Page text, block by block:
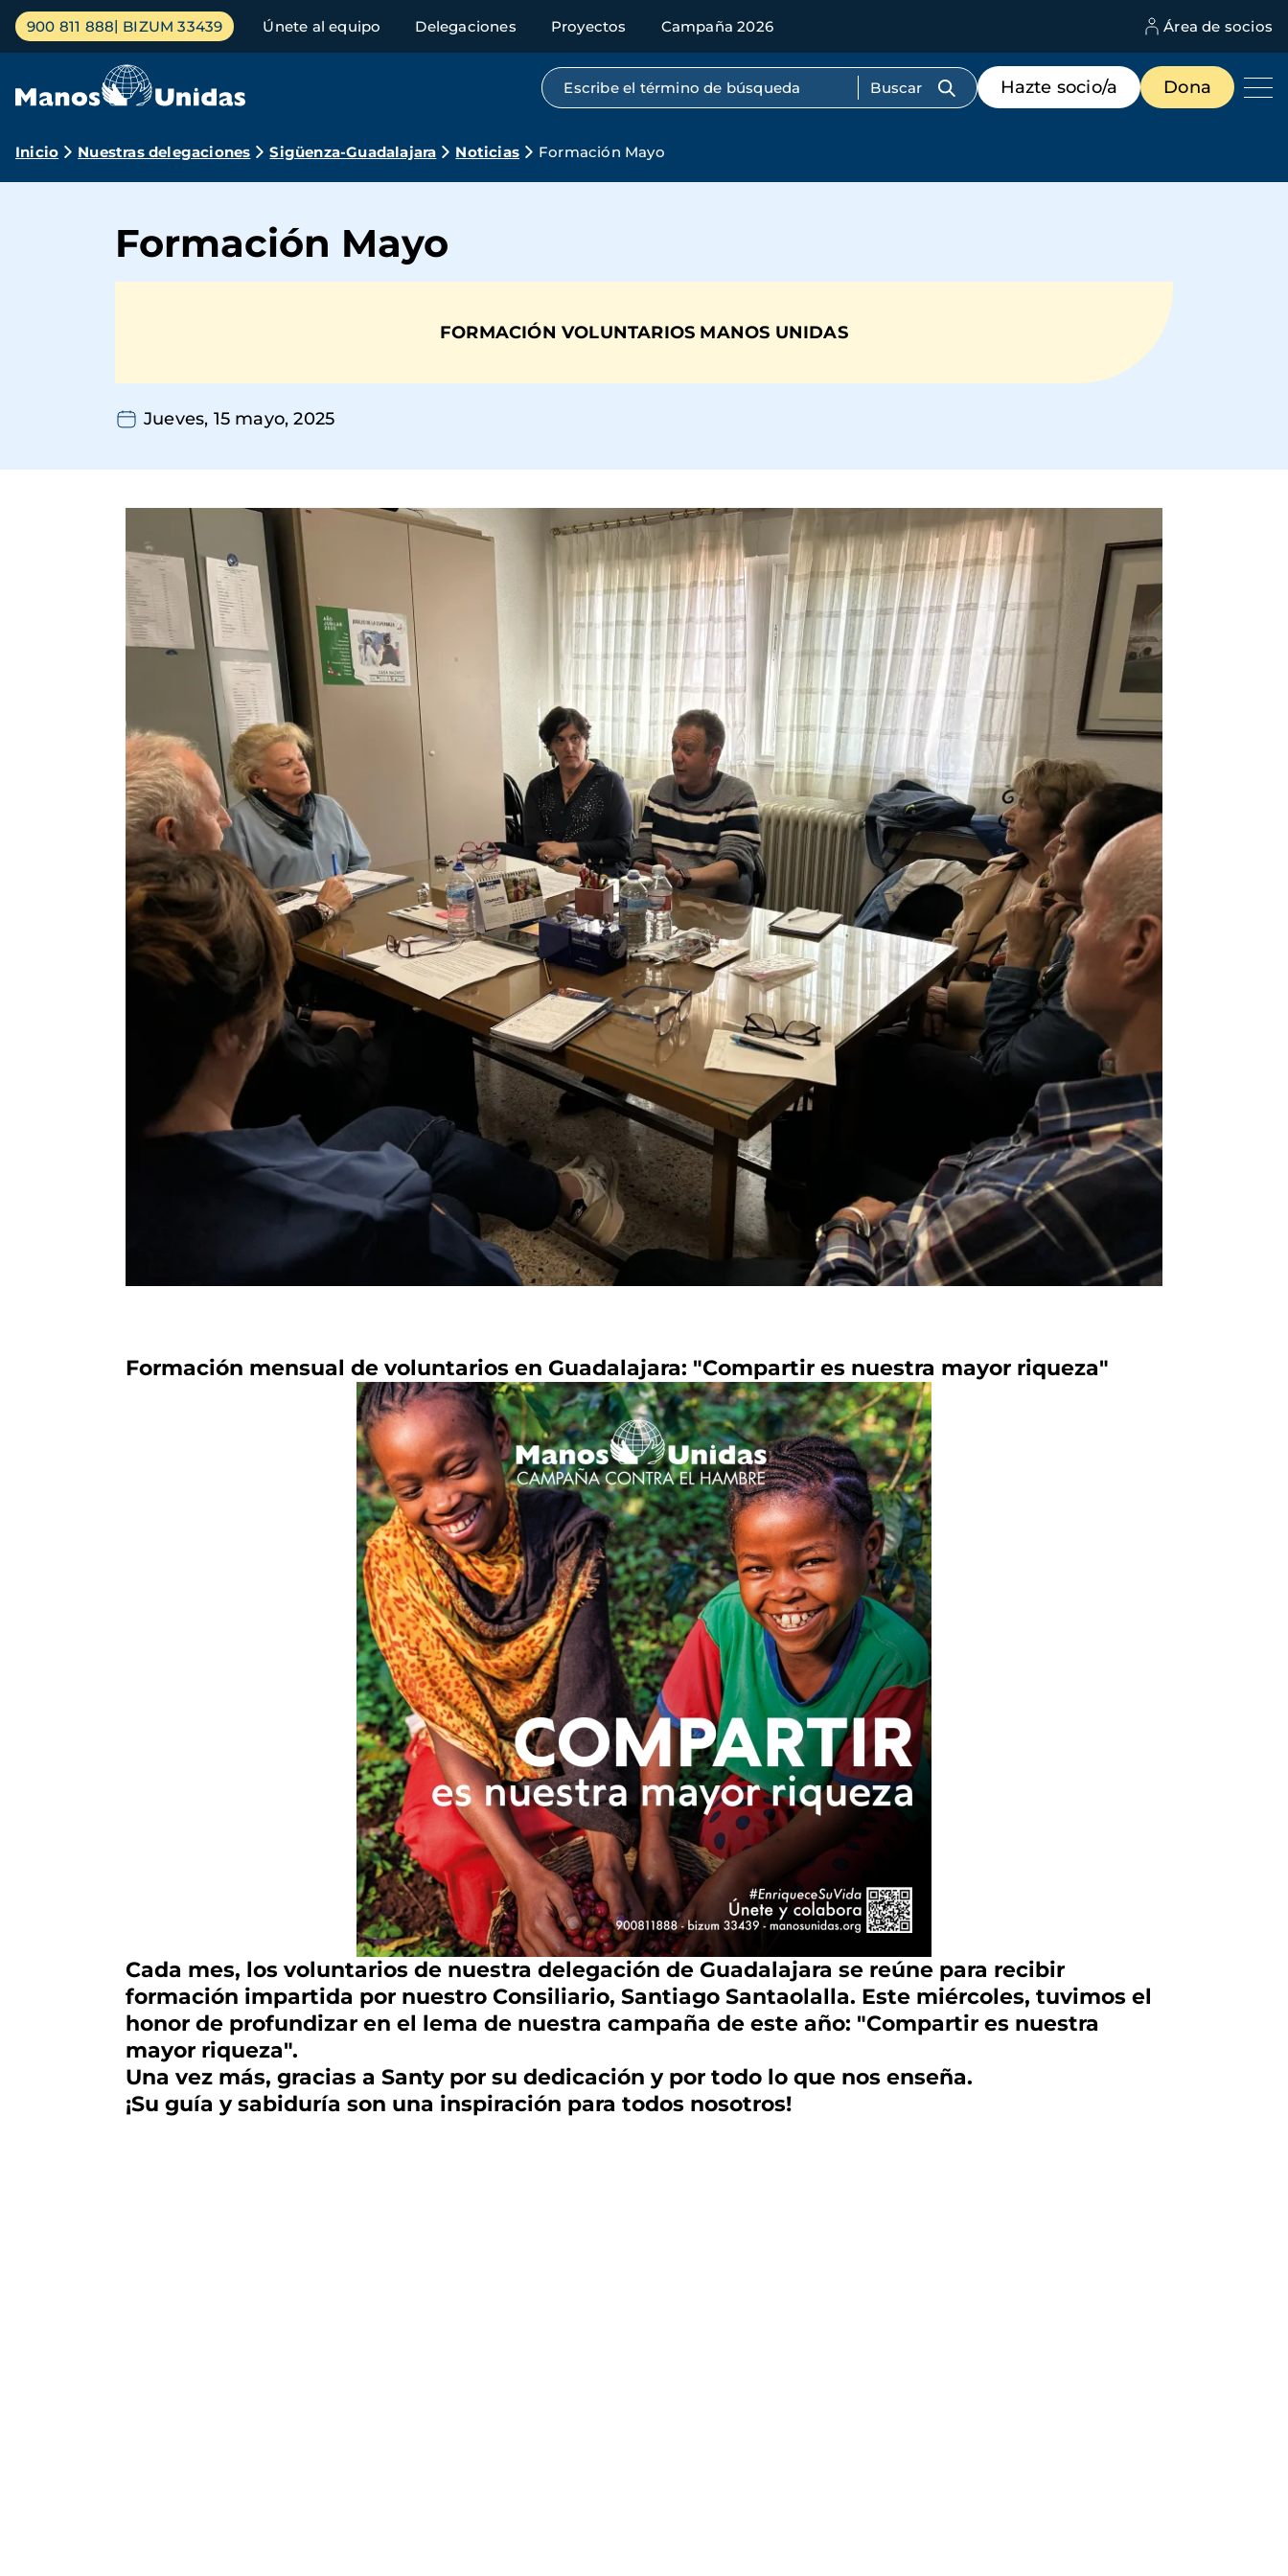
Pasar
contenido
Menú
principal
900 811 888 BIZUM 33439 Únete al equipo Delegaciones Proyectos Campaña 2026 Área de socios
Búsqueda por texto completo
Menú
de
destacados
Hazte socio/a Dona
Ruta
navegación
Inicio Nuestras delegaciones Sigüenza-Guadalajara Noticias Formación Mayo
Formación Mayo
FORMACIÓN VOLUNTARIOS MANOS UNIDAS
Jueves, 15 mayo, 2025
Formación mensual de voluntarios en Guadalajara: "Compartir es nuestra mayor riqueza"
Cada mes, los voluntarios de nuestra delegación de Guadalajara se reúne para recibir
formación impartida por nuestro Consiliario, Santiago Santaolalla. Este miércoles, tuvimos el
honor de profundizar en el lema de nuestra campaña de este año: "Compartir es nuestra
mayor riqueza".
Una vez más, gracias a Santy por su dedicación y por todo lo que nos enseña.
¡Su guía y sabiduría son una inspiración para todos nosotros!